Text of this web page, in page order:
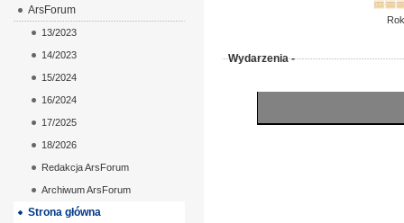
Rok
Wydarzenia -
ArsForum
13/2023
14/2023
15/2024
16/2024
17/2025
18/2026
Redakcja ArsForum
Archiwum ArsForum
Strona główna